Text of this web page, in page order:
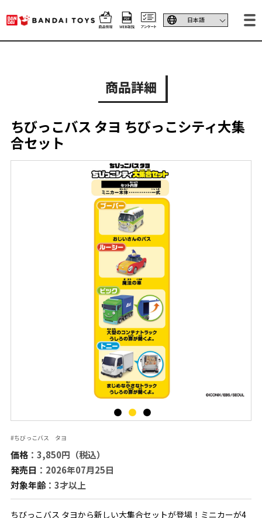
商品詳細
ちびっこバス タヨ ちびっこシティ大集
合セット
#ちびっこバス タヨ
価格：3,850円（税込）
発売日 ：2026年07月25日
対象年齢：3才以上
ちびっこバス タヨから新しい大集合セットが登場！ミニカーが4